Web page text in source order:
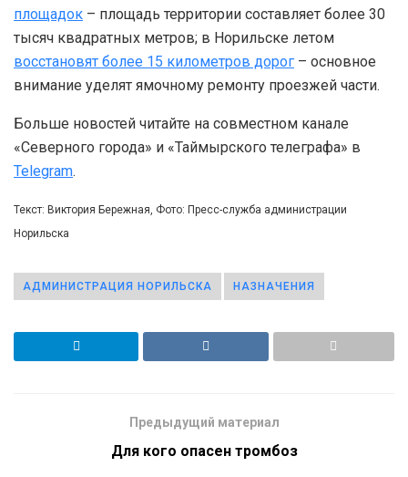
площадок – площадь территории составляет более 30
тысяч квадратных метров; в Норильске летом
восстановят более 15 километров дорог – основное
внимание уделят ямочному ремонту проезжей части.
Больше новостей читайте на совместном канале
«Северного города» и «Таймырского телеграфа» в
Telegram.
Текст: Виктория Бережная, Фото: Пресс-служба администрации
Норильска
АДМИНИСТРАЦИЯ НОРИЛЬСКА НАЗНАЧЕНИЯ
Предыдущий материал
Для кого опасен тромбоз